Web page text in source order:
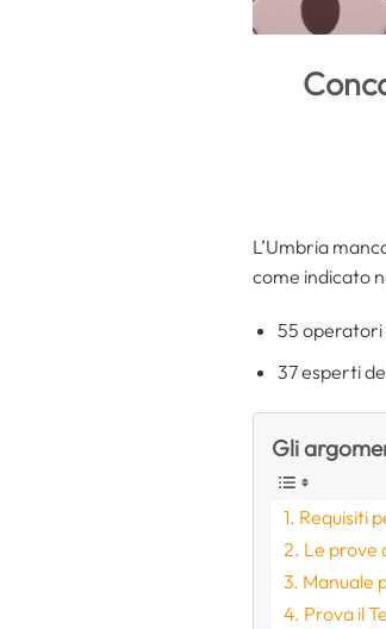
L’Umbria
come indicato
55 operatori
37 esperti
Gli
Requisiti
Le prove
Manuale
Prova il